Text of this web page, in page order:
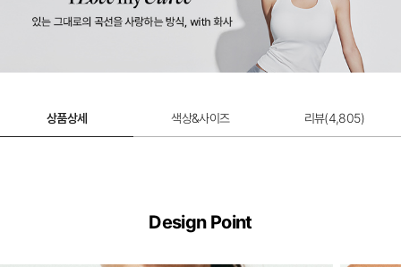
울트라서포트 제로무브 스포츠브라 연장 후
상품상세 색상&사이즈 리뷰(4,805)
Design Point